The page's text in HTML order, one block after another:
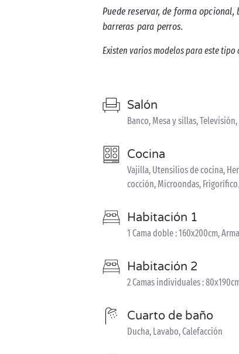
Puede reservar, de forma
barreras para perros.
Existen varios modelos para este
Salón
Banco, Mesa y sillas,
Cocina
Vajilla, Utensilios de cocina,
cocción, Microondas,
Habitación 1
1 Cama doble : 160x200cm,
Habitación 2
2 Camas individuales :
Cuarto de baño
Ducha, Lavabo, Calefacción